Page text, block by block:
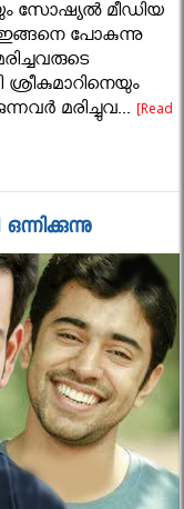
സോഷ്യല്‍ മീഡിയ
ഇങ്ങനെ പോകുന്നു
മരിച്ചുവ...[Read